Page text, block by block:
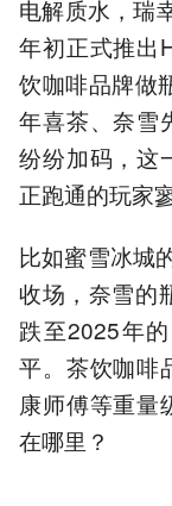
电解质水，瑞
年初正式推
饮咖啡品牌做
年喜茶、奈雪
纷纷加码，这
正跑通的玩家
比如蜜雪冰城
收场，奈雪的
跌至2025年
平。茶饮咖啡
康师傅等重量
在哪里？